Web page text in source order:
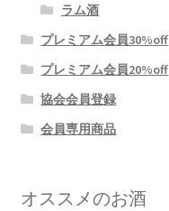
ラム酒
プレミアム会員30%off
プレミアム会員20%off
協会会員登録
会員専用商品
オススメのお酒